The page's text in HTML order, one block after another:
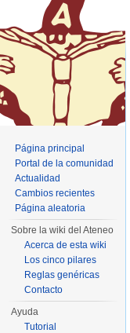
Página principal
Portal de la comunidad
Actualidad
Cambios recientes
Página aleatoria
Sobre la wiki del Ateneo
Acerca de esta wiki
Los cinco pilares
Reglas genéricas
Contacto
Ayuda
Tutorial